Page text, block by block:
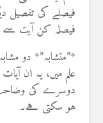
فیصلے کی تفصیل
فیصلہ کن آیت سے
*”متشابہ”* دو
علم میں، یہ ان
دوسرے کی وضاحت
ہو سکتی ہے۔